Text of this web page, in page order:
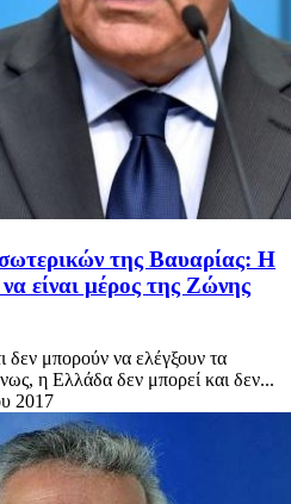
της Βαυαρίας: Η
είναι μέρος της Ζώνης
δεν μπορούν να ελέγξουν τα
η Ελλάδα δεν μπορεί και δεν...
2017